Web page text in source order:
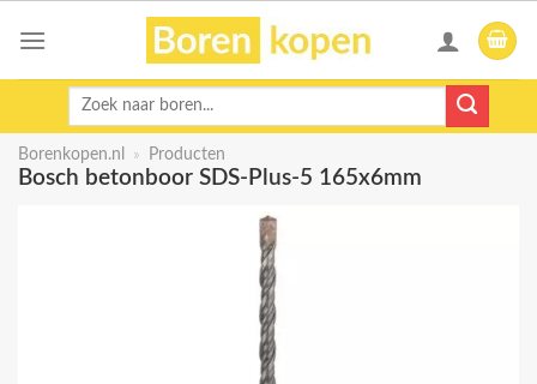
Zoeken
Borenkopen.nl » Producten
Bosch betonboor SDS-Plus-5 165x6mm